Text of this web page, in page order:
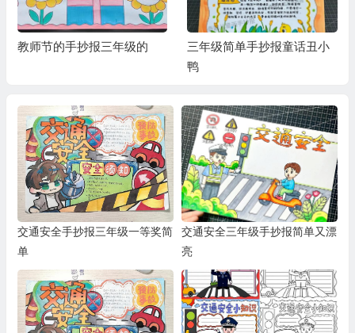
教师节的手抄报三年级的
三年级简单手抄报童话丑小
鸭
交通安全手抄报三年级一等奖简
单
交通安全三年级手抄报简单又漂
亮